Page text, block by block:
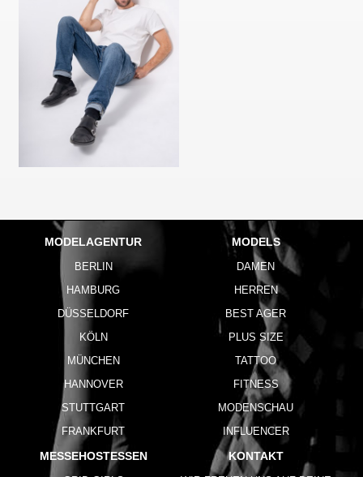
MODELAGENTUR
BERLIN
HAMBURG
DÜSSELDORF
KÖLN
MÜNCHEN
HANNOVER
STUTTGART
FRANKFURT
MODELS
DAMEN
HERREN
BEST AGER
PLUS SIZE
TATTOO
FITNESS
MODENSCHAU
INFLUENCER
MESSEHOSTESSEN KONTAKT